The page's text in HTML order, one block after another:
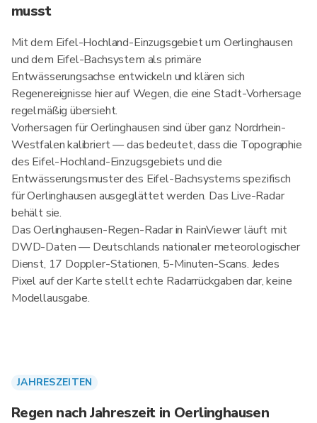
musst
Mit dem Eifel-Hochland-Einzugsgebiet um Oerlinghausen
und dem Eifel-Bachsystem als primäre
Entwässerungsachse entwickeln und klären sich
Regenereignisse hier auf Wegen, die eine Stadt-Vorhersage
regelmäßig übersieht.
Vorhersagen für Oerlinghausen sind über ganz Nordrhein-
Westfalen kalibriert — das bedeutet, dass die Topographie
des Eifel-Hochland-Einzugsgebiets und die
Entwässerungsmuster des Eifel-Bachsystems spezifisch
für Oerlinghausen ausgeglättet werden. Das Live-Radar
behält sie.
Das Oerlinghausen-Regen-Radar in RainViewer läuft mit
DWD-Daten — Deutschlands nationaler meteorologischer
Dienst, 17 Doppler-Stationen, 5-Minuten-Scans. Jedes
Pixel auf der Karte stellt echte Radarrückgaben dar, keine
Modellausgabe.
JAHRESZEITEN
Regen nach Jahreszeit in Oerlinghausen